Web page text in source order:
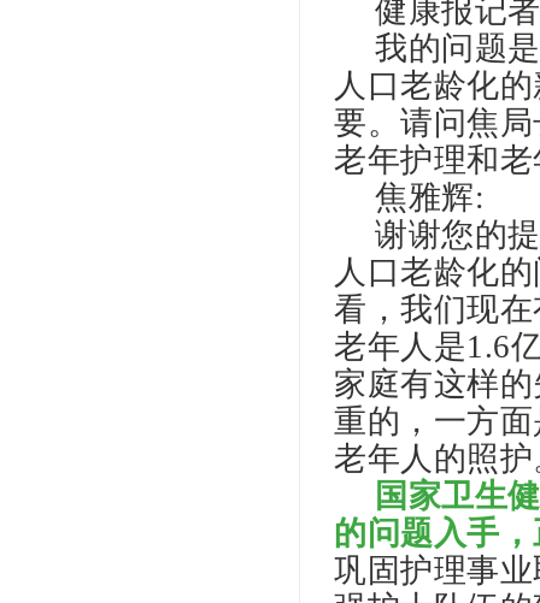
健康报记
我的问题
人口老龄化
要。请问焦
老年护理和
焦雅辉:
谢谢您的
人口老龄化
看，我们现
老年人是1.6
家庭有这样
重的，一方
老年人的照护
国家卫生
的问题入手
巩固护理事